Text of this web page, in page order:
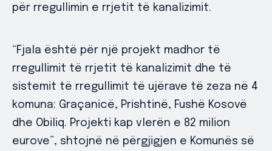
për rregullimin e rrjetit të kanalizimit.
“Fjala është për një projekt madhor të
rregullimit të rrjetit të kanalizimit dhe të
sistemit të rregullimit të ujërave të zeza në 4
komuna: Graçanicë, Prishtinë, Fushë Kosovë
dhe Obiliq. Projekti kap vlerën e 82 milion
eurove”, shtojnë në përgjigjen e Komunës së